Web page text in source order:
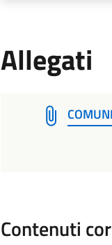
Allegati
Contenuti